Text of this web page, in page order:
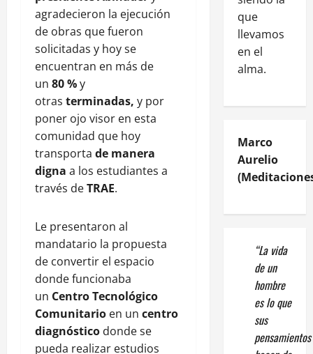
agradecieron la ejecución
de obras que fueron
solicitadas y hoy se
encuentran en más de
un 80 %y
otras terminadas, y por
poner ojo visor en esta
comunidad que hoy
transporta de manera
digna a los estudiantes a
través deTRAE.
Le presentaron al
mandatario la propuesta
de convertir el espacio
donde funcionaba
un Centro Tecnológico
Comunitario en un centro
diagnóstico donde se
pueda realizar estudios
que
llevamos
en el
alma.
Marco
Aurelio
“La vida
de un
hombre
es lo que
sus
pensamientos